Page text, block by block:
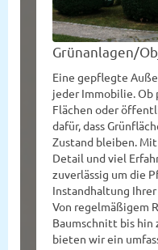
Grünanlagen/
Eine gepflegte
jeder Immobilie. Ob
Flächen oder
dafür, dass
Zustand bleiben.
Detail und viel
zuverlässig um die
Instandhaltung
Von regelmäßigem
Baumschnitt bis hin
bieten wir ein